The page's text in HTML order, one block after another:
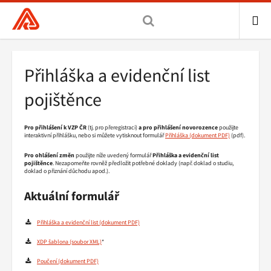
Všeobecná
zdravotní
hlavní
stránka
Drobečková
navigace
Přihláška a evidenční list
pojištěnce
Pro přihlášení k VZP ČR(tj. pro přeregistraci)a pro přihlášení novorozencepoužijte
interaktivní přihlášku, nebo si můžete vytisknout formulářPřihláška (pdf).
Pro ohlášení změnpoužijte níže uvedený formulářPřihláška a evidenční list
pojištěnce. Nezapomeňte rovněž předložit potřebné doklady (např. doklad o studiu,
doklad o přiznání důchodu apod.).
Aktuální formulář
Přihláška a evidenční list
XDP šablona *
Poučení